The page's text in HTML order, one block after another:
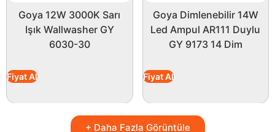
Goya 12W 3000K Sarı
Işık Wallwasher GY
6030-30
Fiyat Al
Goya Dimlenebilir 14W
Led Ampul AR111 Duylu
GY 9173 14 Dim
Fiyat Al
+ Daha Fazla Görüntüle